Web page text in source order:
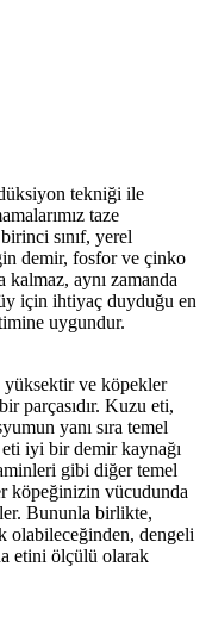
tekniği ile
taze
sınıf, yerel
demir, fosfor ve çinko
kalmaz, aynı zamanda
için ihtiyaç duyduğu en
uygundur.
yüksektir ve köpekler
parçasıdır. Kuzu eti,
yanı sıra temel
iyi bir demir kaynağı
gibi diğer temel
köpeğinizin vücudunda
Bununla birlikte,
olabileceğinden, dengeli
etini ölçülü olarak